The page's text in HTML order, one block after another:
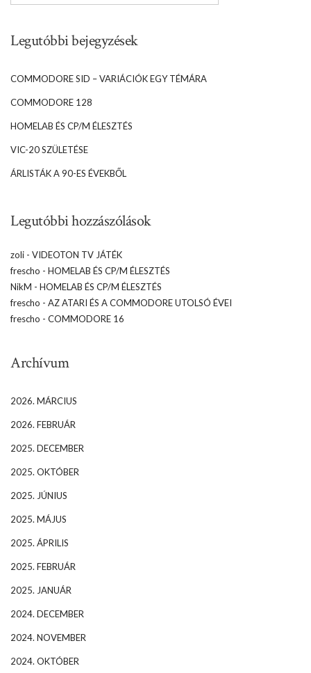
Legutóbbi bejegyzések
COMMODORE SID – VARIÁCIÓK EGY TÉMÁRA
COMMODORE 128
HOMELAB ÉS CP/M ÉLESZTÉS
VIC-20 SZÜLETÉSE
ÁRLISTÁK A 90-ES ÉVEKBŐL
Legutóbbi hozzászólások
zoli - VIDEOTON TV JÁTÉK
frescho - HOMELAB ÉS CP/M ÉLESZTÉS
NikM - HOMELAB ÉS CP/M ÉLESZTÉS
frescho - AZ ATARI ÉS A COMMODORE UTOLSÓ ÉVEI
frescho - COMMODORE 16
Archívum
2026. MÁRCIUS
2026. FEBRUÁR
2025. DECEMBER
2025. OKTÓBER
2025. JÚNIUS
2025. MÁJUS
2025. ÁPRILIS
2025. FEBRUÁR
2025. JANUÁR
2024. DECEMBER
2024. NOVEMBER
2024. OKTÓBER